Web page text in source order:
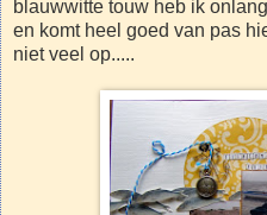
blauwwitte touw heb ik
en komt heel goed van pas
niet veel op.....